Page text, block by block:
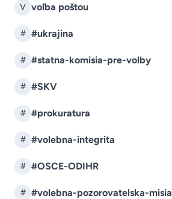
V voľba poštou
# #ukrajina
# #statna-komisia-pre-volby
# #SKV
# #prokuratura
# #volebna-integrita
# #OSCE-ODIHR
# #volebna-pozorovatelska-misia